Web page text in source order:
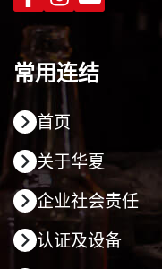
常用连结
首页
关于华夏
企业社会责任
认证及设备